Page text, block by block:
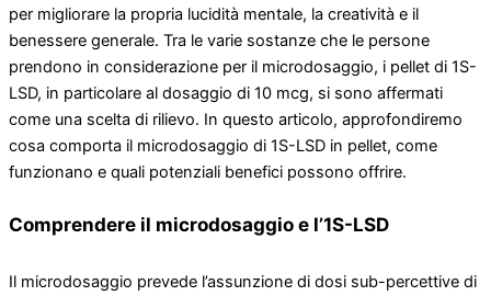
per migliorare la propria lucidità mentale, la creatività e il
benessere generale. Tra le varie sostanze che le persone
prendono in considerazione per il microdosaggio, i pellet di 1S-
LSD, in particolare al dosaggio di 10 mcg, si sono affermati
come una scelta di rilievo. In questo articolo, approfondiremo
cosa comporta il microdosaggio di 1S-LSD in pellet, come
funzionano e quali potenziali benefici possono offrire.
Comprendere il microdosaggio e l’1S-LSD
Il microdosaggio prevede l’assunzione di dosi sub-percettive di